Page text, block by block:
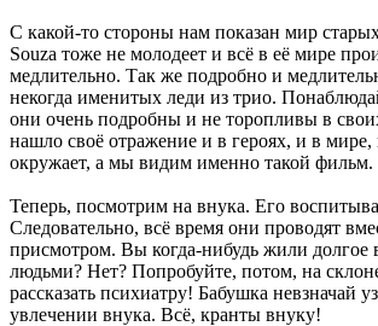
С какой-то стороны нам показан мир
Souza тоже не молодеет и всё в её мире
медлительно. Так же подробно и
некогда именитых леди из трио.
они очень подробны и не торопливы в
нашло своё отражение и в героях, и в
окружает, а мы видим именно такой фильм.
Теперь, посмотрим на внука. Его
Следовательно, всё время они проводят
присмотром. Вы когда-нибудь жили долгое
людьми? Нет? Попробуйте, потом, на
рассказать психиатру! Бабушка невзначай
увлечении внука. Всё, кранты внуку!